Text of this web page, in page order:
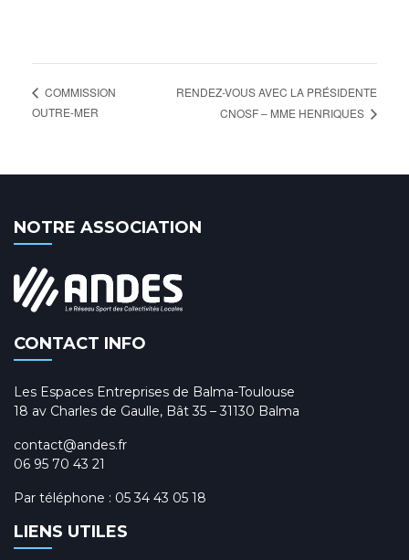
COMMISSION
OUTRE-MER
RENDEZ-VOUS AVEC LA PRÉSIDENTE
CNOSF – MME HENRIQUES
NOTRE ASSOCIATION
CONTACT INFO
Les Espaces Entreprises de Balma-Toulouse
18 av Charles de Gaulle, Bât 35 – 31130 Balma
contact@andes.fr
06 95 70 43 21
Par téléphone : 05 34 43 05 18
LIENS UTILES